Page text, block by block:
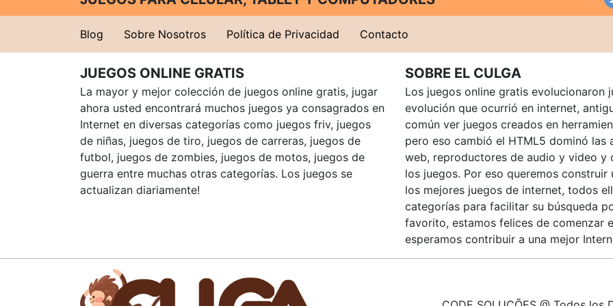
Blog Sobre Nosotros Política de Privacidad Contacto
JUEGOS ONLINE GRATIS
La mayor y mejor colección de juegos online gratis, jugar
ahora usted encontrará muchos juegos ya consagrados en
Internet en diversas categorías como juegos friv, juegos
de niñas, juegos de tiro, juegos de carreras, juegos de
futbol, juegos de zombies, juegos de motos, juegos de
guerra entre muchas otras categorías. Los juegos se
actualizan diariamente!
SOBRE EL CULGA
Los juegos online gratis evolucionaron
evolución que ocurrió en internet,
común ver juegos creados en
pero eso cambió el HTML5 dominó las
web, reproductores de audio y video y
los juegos. Por eso queremos construir
los mejores juegos de internet, todos
categorías para facilitar su búsqueda
favorito, estamos felices de comenzar
esperamos contribuir a una mejor